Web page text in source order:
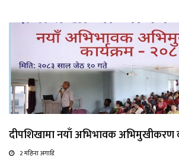
दीपशिखामा नयाँ अभिभावक अभिमुखीकरण
2 महिना अगाडि